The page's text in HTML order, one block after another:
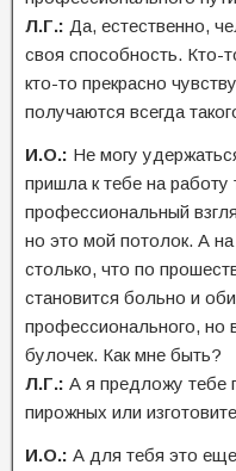
Л.Г.: Да, естественно,
своя способность. Кто-
кто-то прекрасно
получаются всегда
И.О.: Не могу
пришла к тебе на
профессиональный
но это мой потолок. А
столько, что по
становится больно и
профессионального, но
булочек. Как мне быть?
Л.Г.: А я предложу тебе
пирожных или
И.О.: А для тебя это